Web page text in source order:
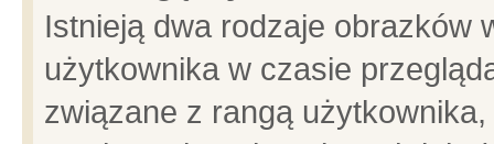
Istnieją dwa rodzaje obrazków
użytkownika w czasie
związane z rangą